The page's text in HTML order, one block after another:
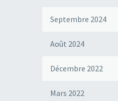
Septembre 2024
Août 2024
Décembre 2022
Mars 2022